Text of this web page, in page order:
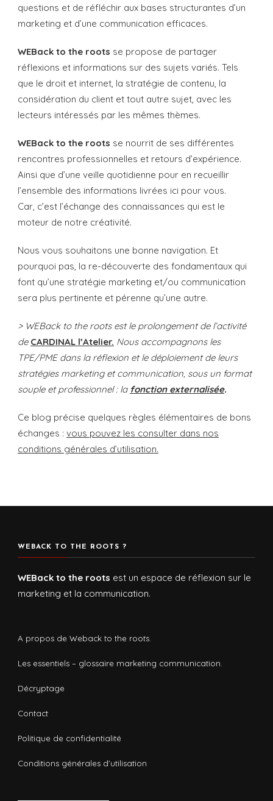
questions et de réfléchir aux bases structurantes d’un
marketing et d’une communication efficaces.
WEBack to the roots se propose de partager
réflexions et informations sur des sujets variés. Tels
que le droit et internet, la stratégie de contenu, la
considération du client et tout autre sujet, avec les
lecteurs intéressés par les mêmes thèmes.
WEBack to the roots se nourrit de ses différentes
rencontres professionnelles et retours d’expérience.
Ainsi que d’une veille quotidienne pour en recueillir
l’ensemble des informations livrées ici pour vous.
Car, c’est l’échange des connaissances qui est le
moteur de notre créativité.
Nous vous souhaitons une bonne navigation. Et
pourquoi pas, la re-découverte des fondamentaux qui
font qu’une stratégie marketing et/ou communication
sera plus pertinente et pérenne qu’une autre.
> WEBack to the roots est le prolongement de l’activité
de CARDINAL l’Atelier. Nous accompagnons les
TPE/PME dans la réflexion et le déploiement de leurs
stratégies marketing et communication, sous un format
souple et professionnel : la fonction externalisée.
Ce blog précise quelques règles élémentaires de bons
échanges : vous pouvez les consulter dans nos
conditions générales d’utilisation.
WEBACK TO THE ROOTS ?
WEBack to the roots est un espace de réflexion sur le
marketing et la communication.
A propos de Weback to the roots.
Les essentiels – glossaire marketing communication.
Décryptage
Contact
Politique de confidentialité
Conditions générales d’utilisation